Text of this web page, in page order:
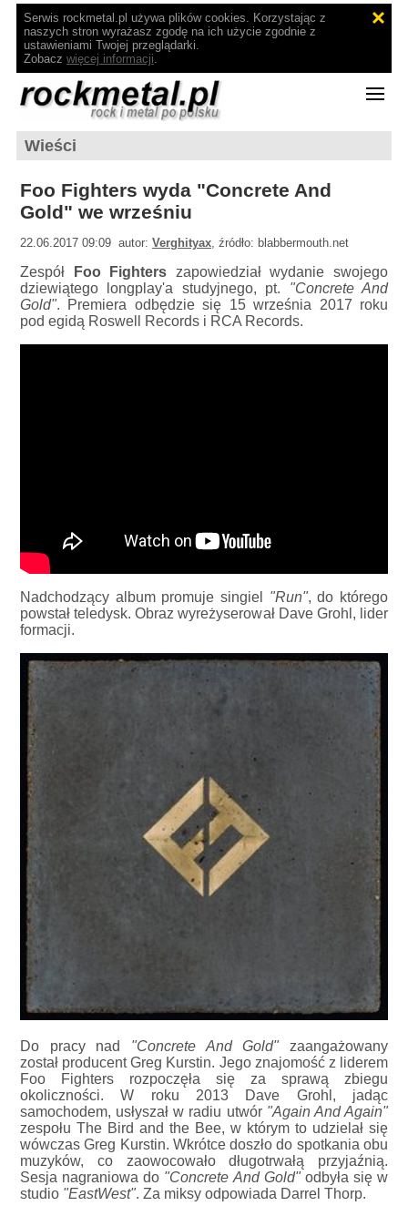
Serwis rockmetal.pl używa plików cookies. Korzystając z
naszych stron wyrażasz zgodę na ich użycie zgodnie z
ustawieniami Twojej przeglądarki.
Zobacz więcej informacji.
Wieści
Foo Fighters wyda "Concrete And
Gold" we wrześniu
22.06.2017 09:09 autor:Verghityax, źródło: blabbermouth.net
Zespół Foo Fighters zapowiedział wydanie swojego
dziewiątego longplay'a studyjnego, pt. "Concrete And
Gold". Premiera odbędzie się 15 września 2017 roku
pod egidą Roswell Records i RCA Records.
Nadchodzący album promuje singiel "Run", do którego
powstał teledysk. Obraz wyreżyserował Dave Grohl, lider
formacji.
Do pracy nad "Concrete And Gold" zaangażowany
został producent Greg Kurstin. Jego znajomość z liderem
Foo Fighters rozpoczęła się za sprawą zbiegu
okoliczności. W roku 2013 Dave Grohl, jadąc
samochodem, usłyszał w radiu utwór "Again And Again"
zespołu The Bird and the Bee, w którym to udzielał się
wówczas Greg Kurstin. Wkrótce doszło do spotkania obu
muzyków, co zaowocowało długotrwałą przyjaźnią.
Sesja nagraniowa do "Concrete And Gold"odbyła się w
studio "EastWest". Za miksy odpowiada Darrel Thorp.